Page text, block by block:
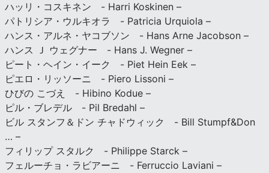
ハッリ・コスキネン - Harri Koskinen –
パトリシア・ウルキオラ - Patricia Urquiola –
ハンス・アルネ・ヤコブソン - Hans Arne Jacobson –
ハンス Ｊ ウェグナー - Hans J. Wegner –
ピート・ヘイン・イーク - Piet Hein Eek –
ピエロ・リッソーニ - Piero Lissoni –
ひびの こづえ - Hibino Kodue –
ピル・ブレデル - Pil Bredahl –
ビル スタンフ＆ドン チャドウィック - Bill Stumpf&Don
… –
フィリップ スタルク - Philippe Starck –
フェルーチョ・ラビアーニ - Ferruccio Laviani –